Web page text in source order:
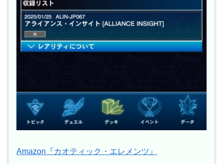
Amazon『カオティック・エレメンツ』